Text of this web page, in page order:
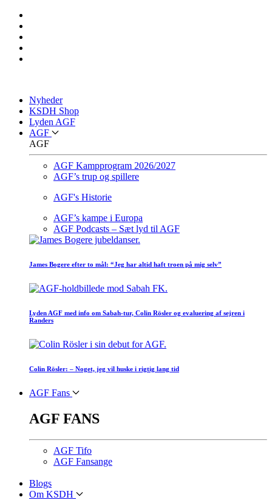
Nyheder
KSDH Shop
Lyden AGF
AGF
AGF
AGF Kampprogram 2026/2027
AGF’s trup og spillere
AGF's Historie
AGF’s kampe i Europa
AGF Podcasts – Sæt lyd til AGF
James Bogere efter to mål: “Jeg har altid haft troen på mig selv”
Lyden AGF med info om Sabah-tur, Colin Rösler og evaluering af sejren i
Randers
Colin Rösler: – Noget, jeg vil huske i rigtig lang tid
AGF Fans
AGF FANS
AGF Tifo
AGF Fansange
Blogs
Om KSDH